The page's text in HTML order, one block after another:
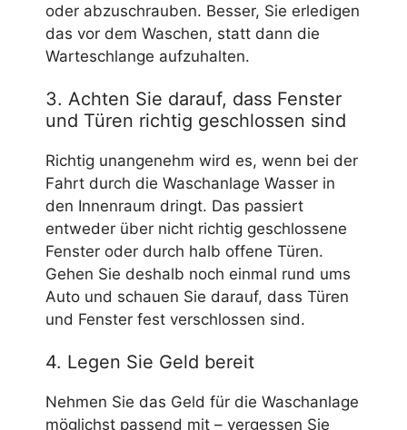
oder abzuschrauben. Besser, Sie erledigen
das vor dem Waschen, statt dann die
Warteschlange aufzuhalten.
3. Achten Sie darauf, dass Fenster
und Türen richtig geschlossen sind
Richtig unangenehm wird es, wenn bei der
Fahrt durch die Waschanlage Wasser in
den Innenraum dringt. Das passiert
entweder über nicht richtig geschlossene
Fenster oder durch halb offene Türen.
Gehen Sie deshalb noch einmal rund ums
Auto und schauen Sie darauf, dass Türen
und Fenster fest verschlossen sind.
4. Legen Sie Geld bereit
Nehmen Sie das Geld für die Waschanlage
möglichst passend mit – vergessen Sie